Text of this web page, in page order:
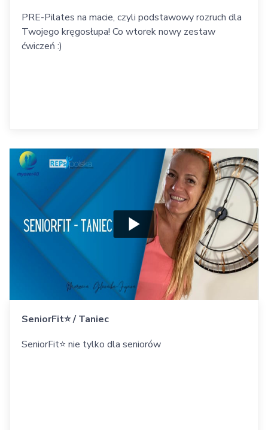
PRE-Pilates na macie, czyli podstawowy rozruch dla
Twojego kręgosłupa! Co wtorek nowy zestaw
ćwiczeń :)
SeniorFit⭐️ / Taniec
SeniorFit⭐️ nie tylko dla seniorów